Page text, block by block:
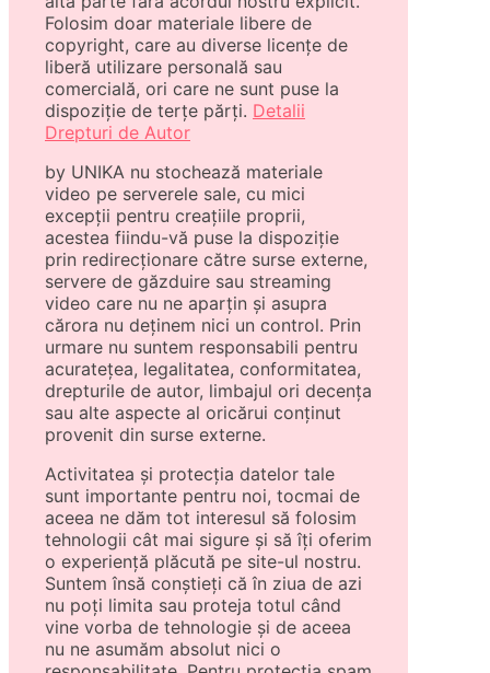
Folosim doar materiale libere de
copyright, care au diverse licențe de
liberă utilizare personală sau
comercială, ori care ne sunt puse la
dispoziție de terțe părți. Detalii
Drepturi de Autor
by UNIKA nu stochează materiale
video pe serverele sale, cu mici
excepții pentru creațiile proprii,
acestea fiindu-vă puse la dispoziție
prin redirecționare către surse externe,
servere de găzduire sau streaming
video care nu ne aparțin și asupra
cărora nu deținem nici un control. Prin
urmare nu suntem responsabili pentru
acuratețea, legalitatea, conformitatea,
drepturile de autor, limbajul ori decența
sau alte aspecte al oricărui conținut
provenit din surse externe.
Activitatea și protecția datelor tale
sunt importante pentru noi, tocmai de
aceea ne dăm tot interesul să folosim
tehnologii cât mai sigure și să îți oferim
o experiență plăcută pe site-ul nostru.
Suntem însă conștieți că în ziua de azi
nu poți limita sau proteja totul când
vine vorba de tehnologie și de aceea
nu ne asumăm absolut nici o